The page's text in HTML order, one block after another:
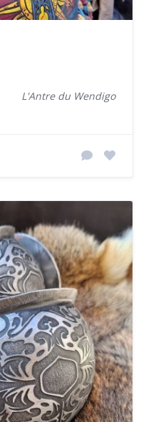
L'Antre du Wendigo